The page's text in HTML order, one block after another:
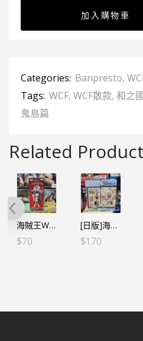
加入購物車
Categories: Banpresto,
Tags: WCF, WCF散款, 和之
鬼島篇
Related
海賊王WCF -FILM RED- VOL.1 路飛（行）
$70
[日版]海賊王WCF -和之國鬼島篇- VOL.11 路飛 五檔 尼卡 (日)
$170